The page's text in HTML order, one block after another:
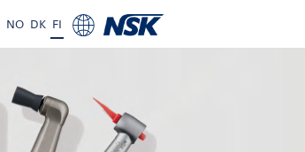
NO DK FI